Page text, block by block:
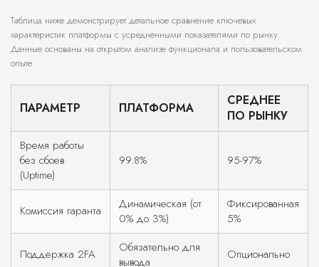
Таблица ниже демонстрирует детальное сравнение ключевых
характеристик платформы с усредненными показателями по рынку.
Данные основаны на открытом анализе функционала и пользовательском
опыте.
ПАРАМЕТР ПЛАТФОРМА
СРЕДНЕЕ
ПО РЫНКУ
Время работы
без сбоев
(Uptime)
99.8% 95-97%
Комиссия гаранта
Динамическая (от
0% до 3%)
Фиксированная
5%
Поддержка 2FA
Обязательно для
вывода
Опционально